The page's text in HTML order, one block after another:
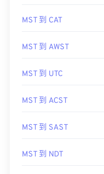
MST 到 CAT
MST 到 AWST
MST 到 UTC
MST 到 ACST
MST 到 SAST
MST 到 NDT